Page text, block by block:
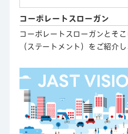
コーポレートスローガン
コーポレートスローガンとそ
（ステートメント）をご紹介し